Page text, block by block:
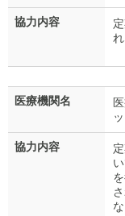
協力内容
医療機関名
協力内容